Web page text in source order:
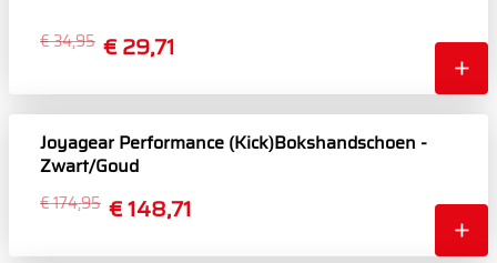
€ 29,71
€ 34,95
Joyagear Performance (Kick)Bokshandschoen -
Zwart/Goud
€ 148,71
€ 174,95